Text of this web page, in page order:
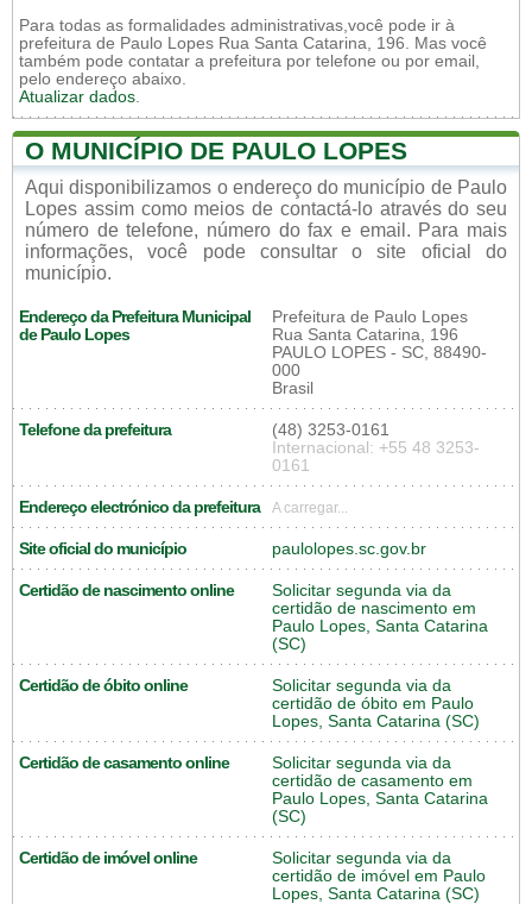
Para todas as formalidades administrativas,você pode ir à
prefeitura de Paulo Lopes Rua Santa Catarina, 196. Mas você
também pode contatar a prefeitura por telefone ou por email,
pelo endereço abaixo.
Atualizar dados.
O MUNICÍPIO DE PAULO LOPES
Aqui disponibilizamos o endereço do município de Paulo
Lopes assim como meios de contactá-lo através do seu
número de telefone, número do fax e email. Para mais
informações, você pode consultar o site oficial do
município.
Endereço da Prefeitura Municipal
de Paulo Lopes
Prefeitura de Paulo Lopes
Rua Santa Catarina, 196
PAULO LOPES - SC, 88490-
000
Brasil
Telefone da prefeitura
(48) 3253-0161
Internacional: +55 48 3253-
0161
Endereço electrónico da prefeitura A carregar...
Site oficial do município paulolopes.sc.gov.br
Certidão de nascimento online
Solicitar segunda via da
certidão de nascimento em
Paulo Lopes, Santa Catarina
(SC)
Certidão de óbito online
Solicitar segunda via da
certidão de óbito em Paulo
Lopes, Santa Catarina (SC)
Certidão de casamento online
Solicitar segunda via da
certidão de casamento em
Paulo Lopes, Santa Catarina
(SC)
Certidão de imóvel online
Solicitar segunda via da
certidão de imóvel em Paulo
Lopes, Santa Catarina (SC)